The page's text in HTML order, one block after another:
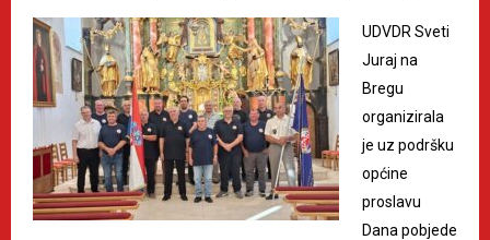
UDVDR Sveti
Juraj na
Bregu
organizirala
je uz podršku
općine
proslavu
Dana pobjede